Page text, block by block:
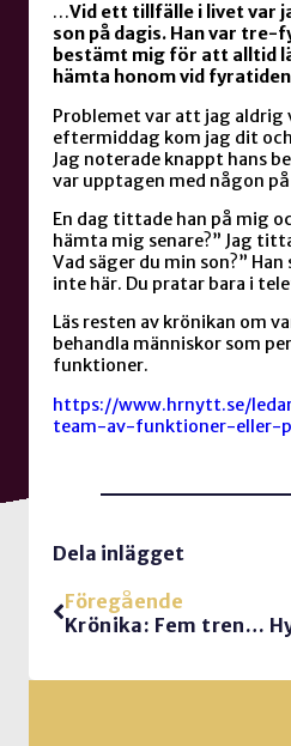
…Vid ett tillfälle i livet var
son på dagis. Han var tre-
bestämt mig för att alltid
hämta honom vid
Problemet var att jag aldrig
eftermiddag kom jag dit
Jag noterade knappt hans
var upptagen med någon
En dag tittade han på mig
hämta mig senare?” Jag
Vad säger du min son?” Han
inte här. Du pratar bara i
Läs resten av krönikan om
behandla människor som
funktioner.
https://www.hrnytt.se/
team-av-funktioner-eller-
Dela inlägget
Föregående
Krönika: Fem trender för hybridarbetsplatsen